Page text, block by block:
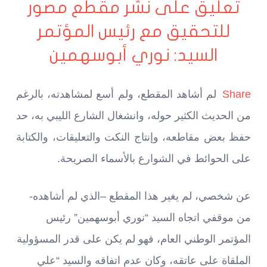
تعليق على نشر مقطع مصور
للتحقيق مع رئيس المؤتمر
السيد: نوري أبوسهمين
Share لم أشاهد المقطع، ولم أسع لمشاهدته، بالرغم
من الحديث الكثير حوله، وانشغال الشارع الليبي به، حد
حفظ بعض مقاطعه، وإنتاج النكت والتعليقات، والكتابة
على الحوائط في الشوارع بالأسماء الصريحة.
عن شخصي، لم يغير هذا المقطع –الذي لم أشاهده-
من موقفي اتجاه السيد “نوري أبوسهمين” رئيس
المؤتمر الوطني العام، فهو لم يكن على قدر المسؤولية
الملقاة على عاتقه، وكان عدم اتفاقه والسيد “علي